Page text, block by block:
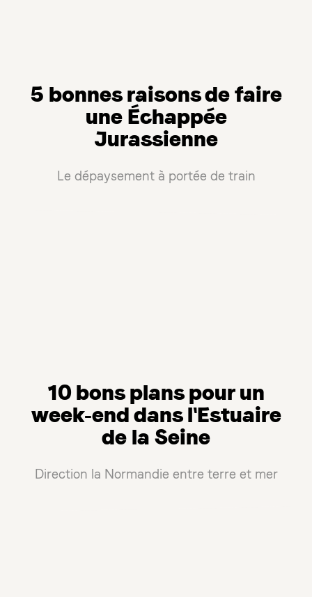
5 bonnes raisons de faire
une Échappée
Jurassienne
Le dépaysement à portée de train
10 bons plans pour un
week-end dans l'Estuaire
de la Seine
Direction la Normandie entre terre et mer